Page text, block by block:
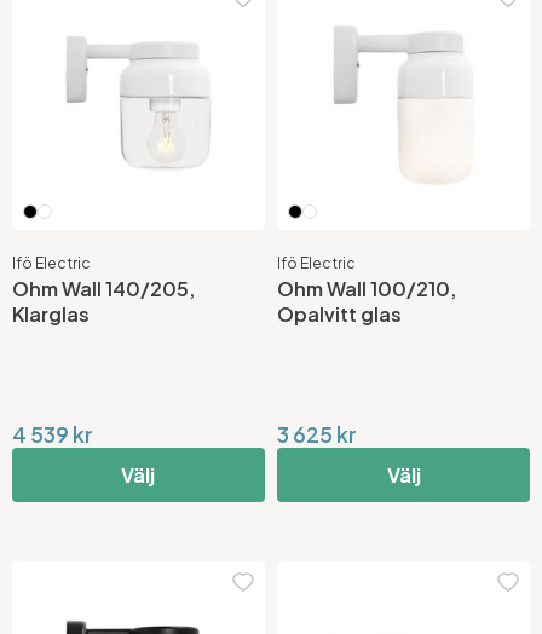
Ifö Electric
Ohm Wall 140/205,
Klarglas
4 539 kr
Välj
Ifö Electric
Ohm Wall 100/210,
Opalvitt glas
3 625 kr
Välj